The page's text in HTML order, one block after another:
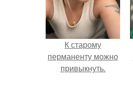
К старому
перманенту можно
привыкнуть.